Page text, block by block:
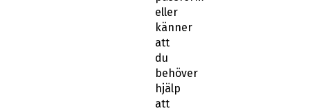
eller
känner
att
du
behöver
hjälp
att